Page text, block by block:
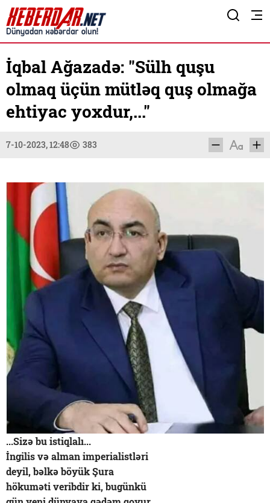
İqbal Ağazadə: "Sülh quşu
olmaq üçün mütləq quş olmağa
ehtiyac yoxdur,..."
7-10-2023, 12:48 383
...Sizə bu istiqlalı...
İngilis və alman imperialistləri
deyil, bəlkə böyük Şura
hökuməti veribdir ki, bugünkü